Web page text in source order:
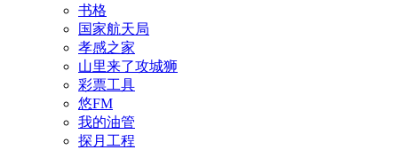
书格
国家航天局
孝感之家
山里来了攻城狮
彩票工具
悠FM
我的油管
探月工程